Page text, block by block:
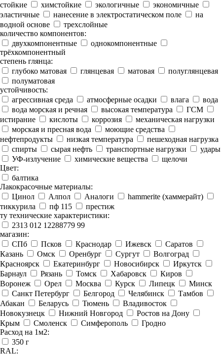
стойкие
химстойкие экологичные
экономичные
эластичные
нанесение в электростатическом поле
на
водной основе
трехслойные
количество компонентов:
двухкомпонентные
однокомпонентные
трёхкомпонентный
степень глянца:
глубоко матовая
глянцевая матовая
полуглянцевая
полуматовая
устойчивость:
агрессивная среда
атмосферные осадки влага
вода
вода морская и речная
высокая температура
ГСМ
истирание
кислоты коррозия
механическая нагрузки
морская и пресная вода
моющие средства
нефтепродукты
низкая температура
пешеходная нагрузка
спирты
сырая нефть транспортные нагрузки
удары
УФ-излучение
химические вещества
щелочи
Цвет:
балтика
Лакокрасочные материалы:
Цинол
Алпол Аналоги
hammerite (хаммерайт)
тиккурила
пф 115
престиж
ту технические характеристики:
2313 012 12288779 99
магазин:
СПб
Псков Краснодар Ижевск
Саратов
Казань
Омск Оренбург Сургут
Волгоград
Красноярск
Екатеринбург Новосибирск
Иркутск
Барнаул
Рязань Томск Хабаровск
Киров
Воронеж
Орел Москва Курск Липецк
Минск
Санкт Петербург
Белгород Челябинск
Тамбов
Абакан
Беларусь Тюмень
Владивосток
Новокузнецк
Нижний Новгород
Ростов на Дону
Крым
Смоленск Симферополь
Гродно
Расход на 1м2:
350 г
RAL: